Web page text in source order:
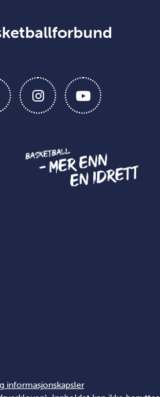
informasjonskapsler